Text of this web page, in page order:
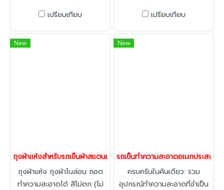
เปรียบเทียบ เปรียบเทียบ
New
ถุงผ้าแห้งสำหรับรถเข็นผ้าสแตนเลสพับเก็บได้ HORECAT (ไม่รวมโครง
ถุงผ้าแห้ง ถุงผ้าไนล่อน ถอด
ทำความสะอาดได้ สีไม่ตก (ไม่
New
รถเข็นทำความสะอาดอเนกประส
ครบครันในคันเดียว: รวม
อุปกรณ์ทำความสะอาดที่จำเป็น